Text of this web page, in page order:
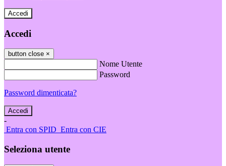
Accedi
Accedi
button close ×
Nome Utente
Password
Password dimenticata?
-
Entra con SPID Entra con CIE
Seleziona utente